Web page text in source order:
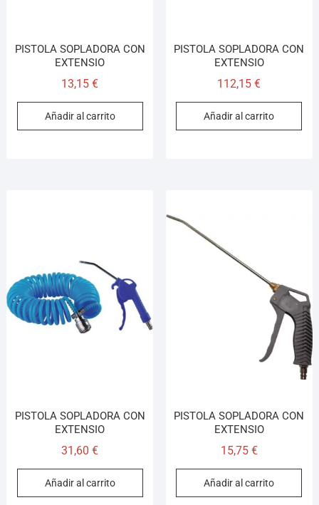
PISTOLA SOPLADORA CON
EXTENSIO
13,15€
Añadir al carrito
PISTOLA SOPLADORA CON
EXTENSIO
112,15€
Añadir al carrito
PISTOLA SOPLADORA CON
EXTENSIO
31,60€
Añadir al carrito
PISTOLA SOPLADORA CON
EXTENSIO
15,75 €
Añadir al carrito